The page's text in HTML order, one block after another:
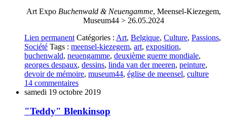
Art Expo Buchenwald & Neuengamme, Meensel-Kiezegem,
Museum44 > 26.05.2024
Lien permanent Catégories : Art, Belgique, Culture, Passions,
Société Tags : meensel-kiezegem, art, exposition,
buchenwald, neuengamme, deuxième guerre mondiale,
georges despaux, dessins, linda van der meeren, peinture,
devoir de mémoire, museum44, église de meensel, culture
14 commentaires
samedi 19 octobre 2019
"Teddy" Blenkinsop